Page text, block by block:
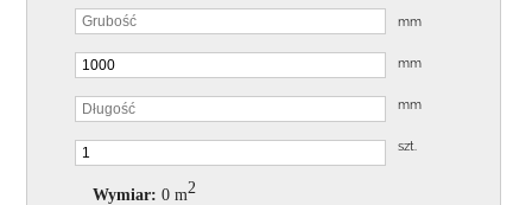
mm
mm
mm
szt.
Wymiar:0 m2